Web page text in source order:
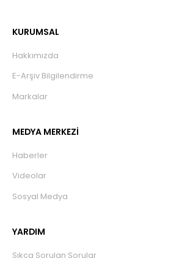
KURUMSAL
Hakkımızda
E-Arşiv Bilgilendirme
Markalar
MEDYA MERKEZİ
Haberler
Videolar
Sosyal Medya
YARDIM
Sıkça Sorulan Sorular